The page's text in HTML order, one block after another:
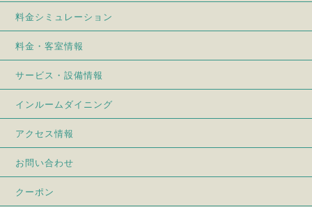
料金シミュレーション
料金・客室情報
サービス・設備情報
インルームダイニング
アクセス情報
お問い合わせ
クーポン